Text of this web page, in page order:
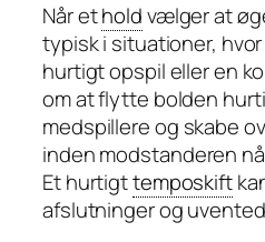
Når etholdvælger at
typisk i situationer,
hurtigt opspil eller en
om at flytte bolden
medspillere og skabe
inden modstanderen
Et hurtigttemposkift
afslutninger og